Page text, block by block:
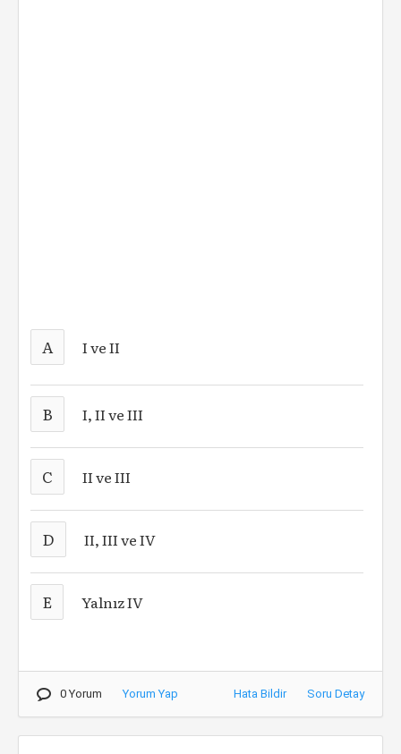
A I ve II
B I, II ve III
C II ve III
D II, III ve IV
E Yalnız IV
0 Yorum Yorum Yap Hata Bildir Soru Detay